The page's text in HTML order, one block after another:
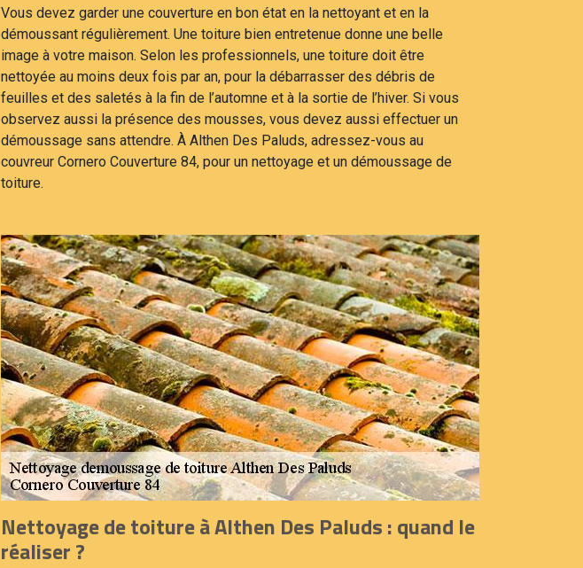
Vous devez garder une couverture en bon état en la nettoyant et en la
démoussant régulièrement. Une toiture bien entretenue donne une belle
image à votre maison. Selon les professionnels, une toiture doit être
nettoyée au moins deux fois par an, pour la débarrasser des débris de
feuilles et des saletés à la fin de l’automne et à la sortie de l’hiver. Si vous
observez aussi la présence des mousses, vous devez aussi effectuer un
démoussage sans attendre. À Althen Des Paluds, adressez-vous au
couvreur Cornero Couverture 84, pour un nettoyage et un démoussage de
toiture.
Nettoyage de toiture à Althen Des Paluds : quand le
réaliser ?